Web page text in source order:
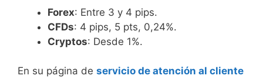
Forex: Entre 3 y 4 pips.
CFDs: 4 pips, 5 pts, 0,24%.
Cryptos: Desde 1%.
En su página de servicio de atención al cliente